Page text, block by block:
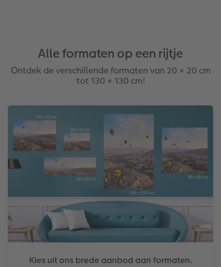
Alle formaten op een rijtje
Ontdek de verschillende formaten van 20 × 20 cm
tot 130 × 130 cm!
Kies uit ons brede aanbod aan formaten.